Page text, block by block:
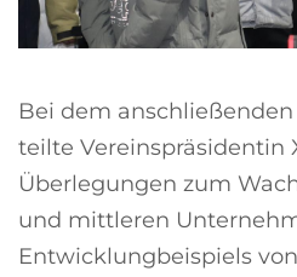
Bei dem
teilte Vereinspräsidentin
Überlegungen zum
und mittleren
Entwicklungbeispiels